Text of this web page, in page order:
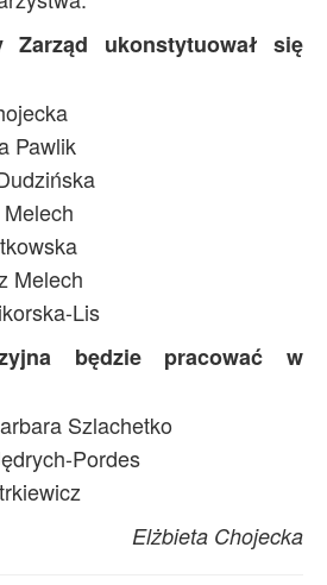
Zarząd ukonstytuował się
Pawlik
Melech
Lis
będzie pracować w
Szlachetko
Pordes
Elżbieta Chojecka